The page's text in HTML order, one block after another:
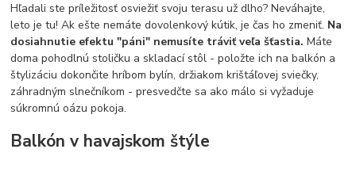
Hľadali ste príležitosť osviežiť svoju terasu už dlho? Neváhajte,
leto je tu! Ak ešte nemáte dovolenkový kútik, je čas ho zmeniť. Na
dosiahnutie efektu "páni" nemusíte tráviť veľa šťastia.Máte
doma pohodlnú stoličku a skladací stôl - položte ich na balkón a
štylizáciu dokončite hríbom bylín, držiakom krištáľovej sviečky,
záhradným slnečníkom - presvedčte sa ako málo si vyžaduje
súkromnú oázu pokoja.
Balkón v havajskom štýle